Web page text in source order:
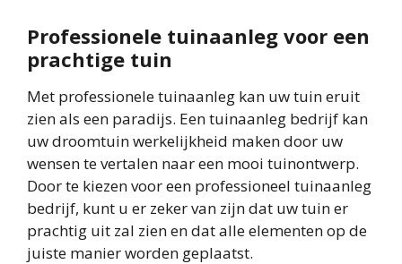
Professionele tuinaanleg voor een
prachtige tuin
Met professionele tuinaanleg kan uw tuin eruit
zien als een paradijs. Een tuinaanleg bedrijf kan
uw droomtuin werkelijkheid maken door uw
wensen te vertalen naar een mooi tuinontwerp.
Door te kiezen voor een professioneel tuinaanleg
bedrijf, kunt u er zeker van zijn dat uw tuin er
prachtig uit zal zien en dat alle elementen op de
juiste manier worden geplaatst.